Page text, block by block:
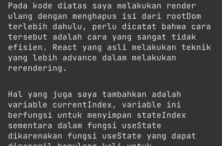
Pada kode diatas saya melakukan render
ulang dengan menghapus isi dari rootDom
terlebih dahulu, perlu dicatat bahwa cara
tersebut adalah cara yang sangat tidak
efisien. React yang asli melakukan teknik
yang lebih advance dalam melakukan
rerendering.
Hal yang juga saya tambahkan adalah
variable currentIndex, variable ini
berfungsi untuk menyimpan stateIndex
sementara dalam fungsi useState
dikarenakan fungsi useState yang dapat